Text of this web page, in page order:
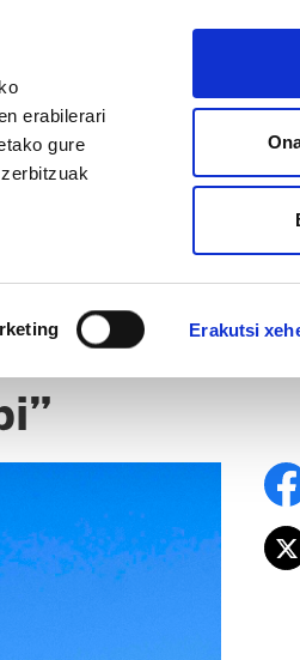
erabilerari
gure
Erakutsi